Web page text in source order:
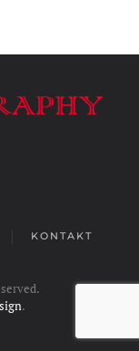
KONTAKT
.